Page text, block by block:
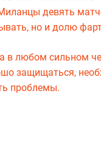
девять
но и долю
в любом сильном
защищаться,
проблемы.